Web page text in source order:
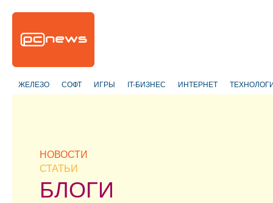
ЖЕЛЕЗО СОФТ ИГРЫ IT-БИЗНЕС ИНТЕРНЕТ
НОВОСТИ
СТАТЬИ
БЛОГИ